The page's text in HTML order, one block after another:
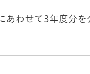
わせて3年度分を